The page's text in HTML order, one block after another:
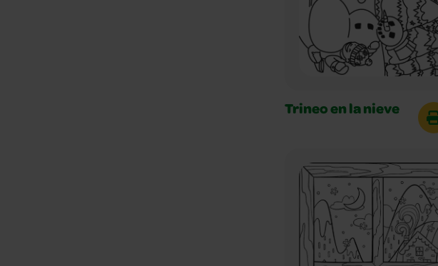
Trineo en la nieve